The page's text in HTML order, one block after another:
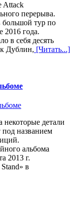
Attack
перерыва.
большой тур по
2016 года.
в себя десять
Дублин, [Читать...]
некоторые детали
под названием
альбома
2013 г.
в